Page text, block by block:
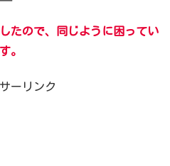
たので、同じように困ってい
。
ーリンク